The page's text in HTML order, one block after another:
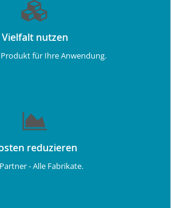
Vielfalt nutzen
Produkt für Ihre Anwendung.
reduzieren
- Alle Fabrikate.